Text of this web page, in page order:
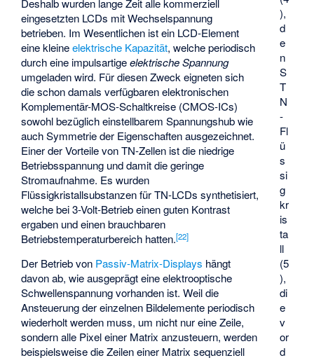
),
d
e
n
S
T
N
-
Fl
ü
s
si
g
kr
is
ta
ll
(5
),
di
e
v
or
d
Deshalb wurden lange Zeit alle kommerziell
eingesetzten LCDs mit Wechselspannung
betrieben. Im Wesentlichen ist ein LCD-Element
eine kleineelektrische Kapazität, welche periodisch
durch eine impulsartigeelektrische Spannung
umgeladen wird. Für diesen Zweck eigneten sich
die schon damals verfügbaren elektronischen
Komplementär-MOS-Schaltkreise (CMOS-ICs)
sowohl bezüglich einstellbarem Spannungshub wie
auch Symmetrie der Eigenschaften ausgezeichnet.
Einer der Vorteile von TN-Zellen ist die niedrige
Betriebsspannung und damit die geringe
Stromaufnahme. Es wurden
Flüssigkristallsubstanzen für TN-LCDs synthetisiert,
welche bei 3-Volt-Betrieb einen guten Kontrast
ergaben und einen brauchbaren
Betriebstemperaturbereich hatten.[22]
Der Betrieb von Passiv-Matrix-Displays hängt
davon ab, wie ausgeprägt eine elektrooptische
Schwellenspannung vorhanden ist. Weil die
Ansteuerung der einzelnen Bildelemente periodisch
wiederholt werden muss, um nicht nur eine Zeile,
sondern alle Pixel einer Matrix anzusteuern, werden
beispielsweise die Zeilen einer Matrix sequenziell